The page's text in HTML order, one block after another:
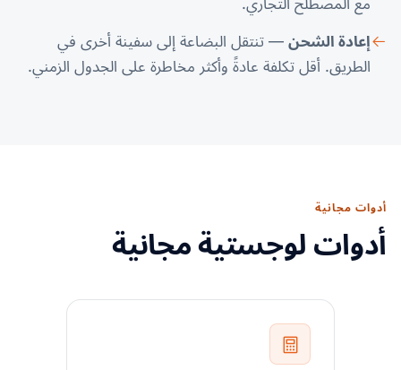
مع المصطلح التجاري.
إعادة الشحن — تنتقل البضاعة إلى سفينة أخرى في
الطريق. أقل تكلفة عادةً وأكثر مخاطرة على الجدول الزمني.
أدوات مجانية
أدوات لوجستية مجانية